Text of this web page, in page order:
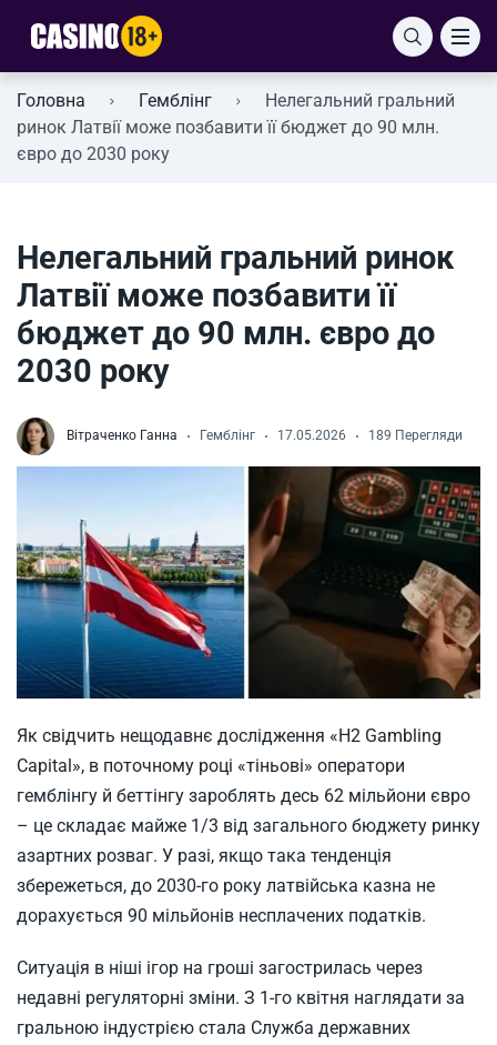
Головна Гемблінг
Нелегальний гральний
ринок Латвії може позбавити її бюджет до 90 млн.
євро до 2030 року
Нелегальний гральний ринок
Латвії може позбавити її
бюджет до 90 млн. євро до
2030 року
Вітраченко Ганна Гемблінг 17.05.2026 189 Перегляди
Як свідчить нещодавнє дослідження «H2 Gambling
Capital», в поточному році «тіньові» оператори
гемблінгу й беттінгу зароблять десь 62 мільйони євро
– це складає майже 1/3 від загального бюджету ринку
азартних розваг. У разі, якщо така тенденція
збережеться, до 2030-го року латвійська казна не
дорахується 90 мільйонів несплачених податків.
Ситуація в ніші ігор на гроші загострилась через
недавні регуляторні зміни. З 1-го квітня наглядати за
гральною індустрією стала Служба державних